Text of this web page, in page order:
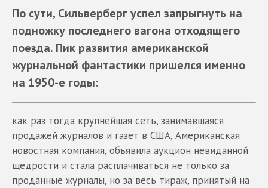
По сути, Сильверберг успел запрыгнуть на
подножку последнего вагона отходящего
поезда. Пик развития американской
журнальной фантастики пришелся именно
на 1950-е годы:
как раз тогда крупнейшая сеть, занимавшаяся
продажей журналов и газет в США, Американская
новостная компания, объявила аукцион невиданной
щедрости и стала расплачиваться не только за
проданные журналы, но за весь тираж, принятый на